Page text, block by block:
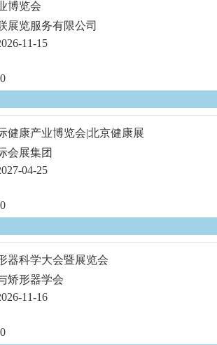
博览会
展览服务有限公司
11-15
健康产业博览会|北京健康展
会展集团
04-25
器科学大会暨展览会
矫形器学会
11-16